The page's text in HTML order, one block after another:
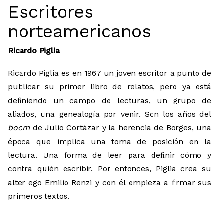
Escritores
norteamericanos
Ricardo Piglia
Ricardo Piglia es en 1967 un joven escritor a punto de
publicar su primer libro de relatos, pero ya está
deﬁniendo un campo de lecturas, un grupo de
aliados, una genealogía por venir. Son los años del
boomde Julio Cortázar y la herencia de Borges, una
época que implica una toma de posición en la
lectura. Una forma de leer para deﬁnir cómo y
contra quién escribir. Por entonces, Piglia crea su
alter ego Emilio Renzi y con él empieza a ﬁrmar sus
primeros textos.